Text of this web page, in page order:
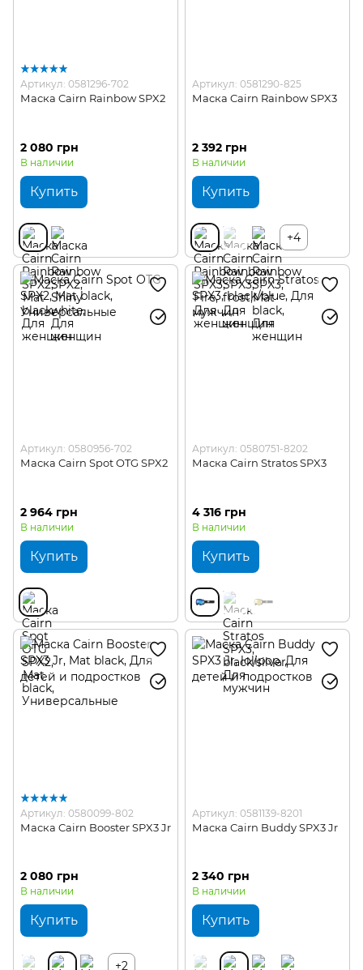
Артикул: 0581296-702
Маска Cairn Rainbow SPX2
2 080 грн
В наличии
Купить
Артикул: 0581290-825
Маска Cairn Rainbow SPX3
2 392 грн
В наличии
Купить
+4
Артикул: 0580956-702
Маска Cairn Spot OTG SPX2
2 964 грн
В наличии
Купить
Артикул: 0580751-8202
Маска Cairn Stratos SPX3
4 316 грн
В наличии
Купить
Артикул: 0580099-802
Маска Cairn Booster SPX3 Jr
2 080 грн
В наличии
Купить
+2
Артикул: 0581139-8201
Маска Cairn Buddy SPX3 Jr
2 340 грн
В наличии
Купить